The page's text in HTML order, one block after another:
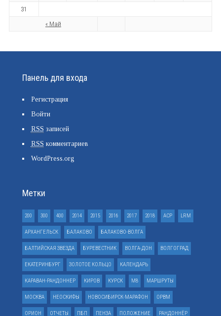
« Май
31
Панель для входа
Регистрация
Войти
RSS записей
RSS комментариев
WordPress.org
Метки
200 300 400 2014 2015 2016 2017 2018 ACP LRM
АРХАНГЕЛЬСК БАЛАКОВО БАЛАКОВО-ВОЛГА
БАЛТИЙСКАЯ ЗВЕЗДА БУРЕВЕСТНИК ВОЛГА-ДОН ВОЛГОГРАД
ЕКАТЕРИНБУРГ ЗОЛОТОЕ КОЛЬЦО КАЛЕНДАРЬ
КАРАВАН-РАНДОННЕР КИРОВ КУРСК М8 МАРШРУТЫ
МОСКВА НЕОСКИФЫ НОВОСИБИРСК-МАРАФОН ОРВМ
ОРИОН ОТЧЕТЫ ПБП ПЕНЗА ПОЛОЖЕНИЕ РАНДОННЁР